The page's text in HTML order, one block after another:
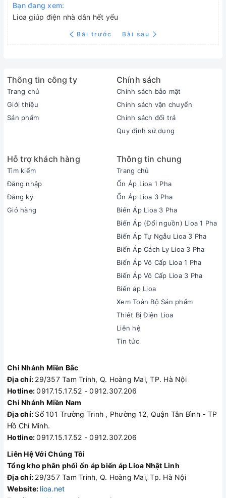
Bạn đang xem:
Lioa giúp điện nhà dân hết yếu
Bài trước Bài sau
Thông tin công ty
Trang chủ
Giới thiệu
Sản phẩm
Chính sách
Chính sách bảo mật
Chính sách vận chuyển
Chính sách đổi trả
Quy định sử dụng
Hỗ trợ khách hàng
Tìm kiếm
Đăng nhập
Đăng ký
Giỏ hàng
Thông tin chung
Trang chủ
Ổn Áp Lioa 1 Pha
Ổn Áp Lioa 3 Pha
Biến Áp Lioa 3 Pha
Biến Áp (Đổi nguồn) Lioa 1 Pha
Biến Áp Tự Ngẫu Lioa 3 Pha
Biến Áp Cách Ly Lioa 3 Pha
Biến Áp Vô Cấp Lioa 1 Pha
Biến Áp Vô Cấp Lioa 3 Pha
Biến áp Lioa
Xem Toàn Bộ Sản phẩm
Thiết Bị Điện Lioa
Liên hệ
Tin tức
Chi Nhánh Miền Bắc
Địa chỉ: 29/357 Tam Trinh, Q. Hoàng Mai, TP. Hà Nội
Hotline:0917.15.17.52 - 0912.307.206
Chi Nhánh Miền Nam
Địa chỉ: Số 101 Trường Trinh , Phường 12, Quận Tân Bình - TP
Hồ Chí Minh.
Hotline:0917.15.17.52 - 0912.307.206
Liên Hệ Với Chúng Tôi
Tổng kho phân phối ổn áp biến áp Lioa Nhật Linh
Địa chỉ: 29/357 Tam Trinh, Q. Hoàng Mai, Tp. Hà Nội
Website: lioa.net